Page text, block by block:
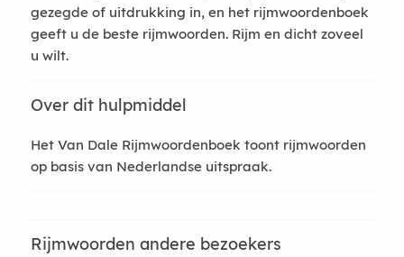
gezegde of uitdrukking in, en het rijmwoordenboek
geeft u de beste rijmwoorden. Rijm en dicht zoveel
u wilt.
Over dit hulpmiddel
Het Van Dale Rijmwoordenboek toont rijmwoorden
op basis van Nederlandse uitspraak.
Rijmwoorden andere bezoekers